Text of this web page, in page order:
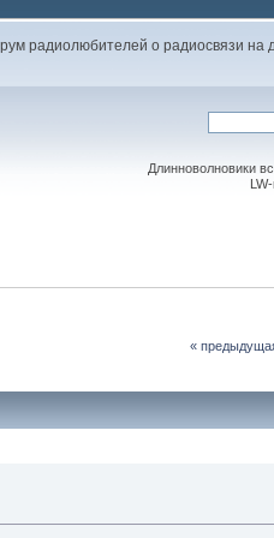
радиолюбителей о радиосвязи на
Длинноволновики
«